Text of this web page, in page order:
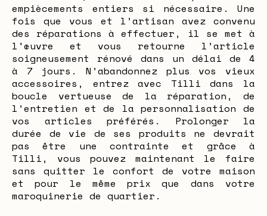
empiècements entiers si nécessaire. Une
fois que vous et l’artisan avez convenu
des réparations à effectuer, il se met à
l'œuvre et vous retourne l’article
soigneusement rénové dans un délai de 4
à 7 jours. N’abandonnez plus vos vieux
accessoires, entrez avec Tilli dans la
boucle vertueuse de la réparation, de
l’entretien et de la personnalisation de
vos articles préférés. Prolonger la
durée de vie de ses produits ne devrait
pas être une contrainte et grâce à
Tilli, vous pouvez maintenant le faire
sans quitter le confort de votre maison
et pour le même prix que dans votre
maroquinerie de quartier.